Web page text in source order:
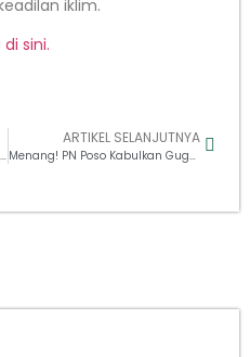
iklim.
di sini.
KUHAP 2025: Lonjakan Ancaman terhadap Lingkungan Hidup dan Pembelanya
ARTIKEL SELANJUTNYA
Menang! PN Poso Kabulkan Gugatan WALHI Kawasan Industri Nickel Morowali Utara